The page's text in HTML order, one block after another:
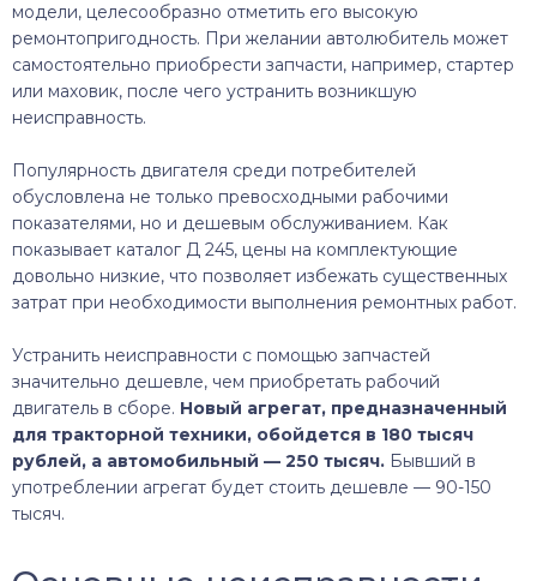
модели, целесообразно отметить его высокую
ремонтопригодность. При желании автолюбитель может
самостоятельно приобрести запчасти, например, стартер
или маховик, после чего устранить возникшую
неисправность.
Популярность двигателя среди потребителей
обусловлена не только превосходными рабочими
показателями, но и дешевым обслуживанием. Как
показывает каталог Д 245, цены на комплектующие
довольно низкие, что позволяет избежать существенных
затрат при необходимости выполнения ремонтных работ.
Устранить неисправности с помощью запчастей
значительно дешевле, чем приобретать рабочий
двигатель в сборе. Новый агрегат, предназначенный
для тракторной техники, обойдется в 180 тысяч
рублей, а автомобильный — 250 тысяч. Бывший в
употреблении агрегат будет стоить дешевле — 90-150
тысяч.